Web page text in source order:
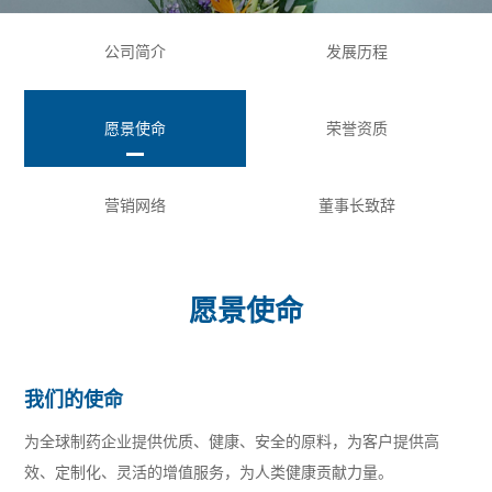
公司简介 发展历程
愿景使命 荣誉资质
营销网络 董事长致辞
愿景使命
我们的使命
为全球制药企业提供优质、健康、安全的原料，为客户提供高
效、定制化、灵活的增值服务，为人类健康贡献力量。